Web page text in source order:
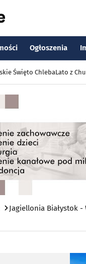
Ogłoszenia
Święto ChlebaLato z
Jagiellonia Białystok -